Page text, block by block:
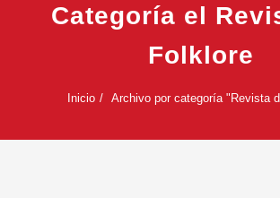
Categoría el
Folklore
Inicio Archivo por categoría "Revista